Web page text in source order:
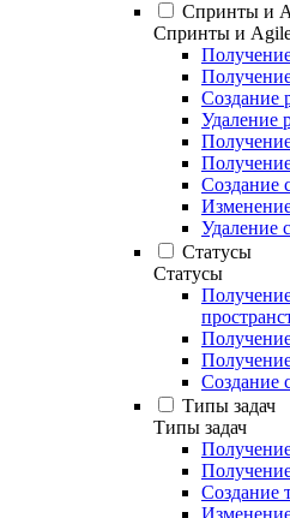
Спринты и
Спринты и
Создание
Удаление
Создание
Удаление
Статусы
Статусы
Создание
Типы задач
Типы задач
Создание